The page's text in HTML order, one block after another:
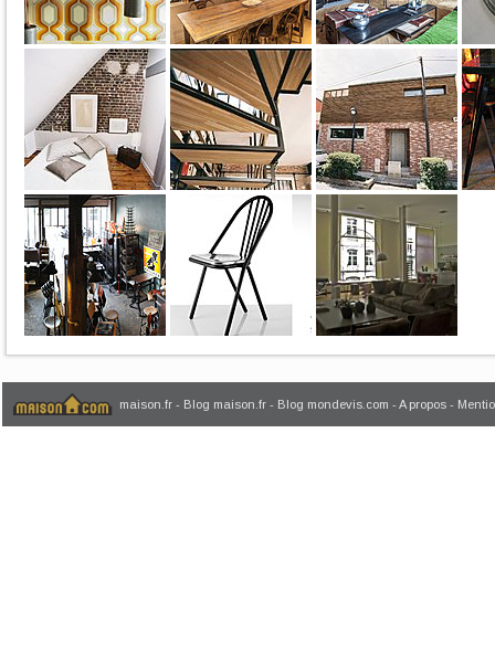
maison.fr - Blog maison.fr - Blog mondevis.com - A propos -